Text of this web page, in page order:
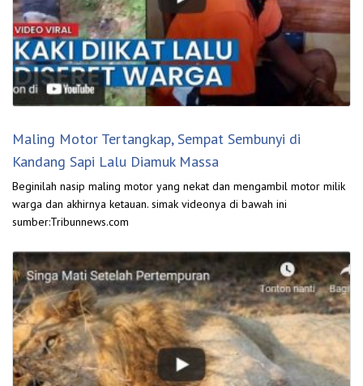
Maling Motor Tertangkap, Sempat Sembunyi di
Kandang Sapi Lalu Diamuk Massa
Beginilah nasip maling motor yang nekat dan mengambil motor milik
warga dan akhirnya ketauan. simak videonya di bawah ini
sumber:Tribunnews.com